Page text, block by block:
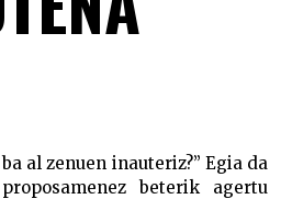
al zenuen inauteriz?” Egia da
beterik agertu